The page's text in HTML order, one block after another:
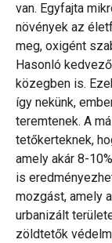
van. Egyfajta
növények az
meg, oxigént
Hasonló
közegben is.
így nekünk,
teremtenek. A
tetőkerteknek,
amely akár 8-
is
mozgást, amely
urbanizált
zöldtetők